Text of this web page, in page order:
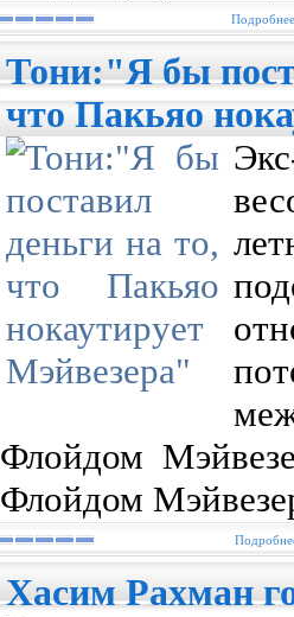
Тони:"Я бы
что Пакьяо
Флойдом
Флойдом
Хасим Рахман